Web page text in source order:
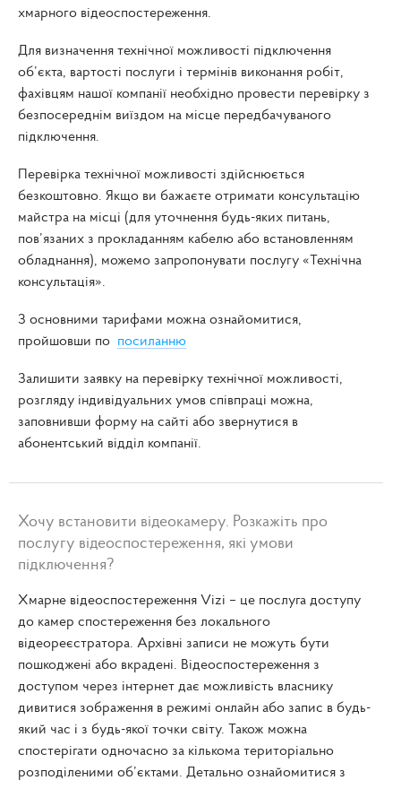
хмарного відеоспостереження.
Для визначення технічної можливості підключення
об’єкта, вартості послуги і термінів виконання робіт,
фахівцям нашої компанії необхідно провести перевірку з
безпосереднім виїздом на місце передбачуваного
підключення.
Перевірка технічної можливості здійснюється
безкоштовно. Якщо ви бажаєте отримати консультацію
майстра на місці (для уточнення будь-яких питань,
пов’язаних з прокладанням кабелю або встановленням
обладнання), можемо запропонувати послугу «Технічна
консультація».
З основними тарифами можна ознайомитися,
пройшовши по посиланню
Залишити заявку на перевірку технічної можливості,
розгляду індивідуальних умов співпраці можна,
заповнивши форму на сайті або звернутися в
абонентський відділ компанії.
Хочу встановити відеокамеру. Розкажіть про
послугу відеоспостереження, які умови
підключення?
Хмарне відеоспостереження Vizi – це послуга доступу
до камер спостереження без локального
відеореєстратора. Архівні записи не можуть бути
пошкоджені або вкрадені. Відеоспостереження з
доступом через інтернет дає можливість власнику
дивитися зображення в режимі онлайн або запис в будь-
який час і з будь-якої точки світу. Також можна
спостерігати одночасно за кількома територіально
розподіленими об’єктами. Детально ознайомитися з